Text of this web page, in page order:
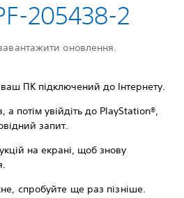
205438-2
оновлення.
ПК підключений до Інтернету.
а потім увійдіть до PlayStation®,
запит.
на екрані, щоб знову
спробуйте ще раз пізніше.